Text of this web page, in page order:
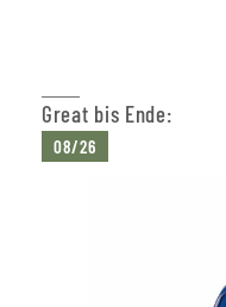
Great bis Ende:
08/26